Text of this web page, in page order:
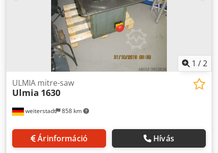
1 /2
weiterstadt 858 km
ULMIA mitre-saw
Ulmia 1630
Árinformáció Hívás